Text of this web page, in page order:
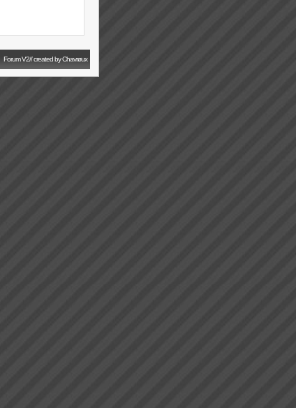
Forum V2// created by Chavrøux